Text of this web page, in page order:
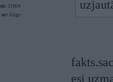
21004
ar: Zirgu
esi